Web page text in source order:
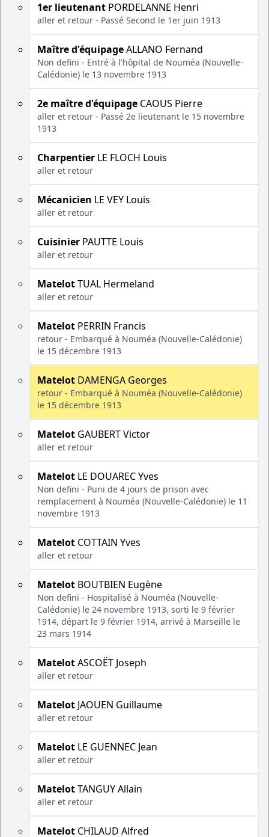
1er lieutenant PORDELANNE Henri
aller et retour - Passé Second le 1er juin 1913
Maître d'équipageALLANO Fernand
Non defini - Entré à l'hôpital de Nouméa (Nouvelle-
Calédonie) le 13 novembre 1913
2e maître d'équipage CAOUS Pierre
aller et retour - Passé 2e lieutenant le 15 novembre
1913
Charpentier LE FLOCH Louis
aller et retour
Mécanicien LE VEY Louis
aller et retour
Cuisinier PAUTTE Louis
aller et retour
MatelotTUAL Hermeland
aller et retour
Matelot PERRIN Francis
retour - Embarqué à Nouméa (Nouvelle-Calédonie)
le 15 décembre 1913
Matelot DAMENGA Georges
retour - Embarqué à Nouméa (Nouvelle-Calédonie)
le 15 décembre 1913
Matelot GAUBERT Victor
aller et retour
Matelot LE DOUAREC Yves
Non defini - Puni de 4 jours de prison avec
remplacement à Nouméa (Nouvelle-Calédonie) le 11
novembre 1913
Matelot COTTAIN Yves
aller et retour
Matelot BOUTBIEN Eugène
Non defini - Hospitalisé à Nouméa (Nouvelle-
Calédonie) le 24 novembre 1913, sorti le 9 février
1914, départ le 9 février 1914, arrivé à Marseille le
23 mars 1914
MatelotASCOËT Joseph
aller et retour
Matelot JAOUEN Guillaume
aller et retour
Matelot LE GUENNEC Jean
aller et retour
MatelotTANGUY Allain
aller et retour
Matelot CHILAUD Alfred